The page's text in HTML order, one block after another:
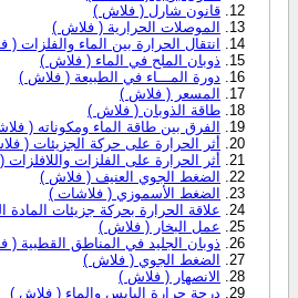
قانون شارل ( فلاش )
الموصلات الحرارية ( فلاش )
انتقال الحرارة بين الماء والفلزات (
ذوبان الملح في الماء ( فلاش )
دورة المـــاء في الطبيعة ( فلاش )
المسعر ( فلاش )
طاقة الذوبان ( فلاش )
الفرق بين طاقة الماء ومكوناته (
أثر الحرارة على حركة الجزيئات (
أثر الحرارة على الفلزات
الضغط الجوي العنيف ( فلاش )
الضغط الأسموزي ( فلاشات )
علاقة الحرارة بحركة جزيئات المادة
عمل البخار ( فلاش )
ذوبان الجليد في المناطق القطبية (
الضغط الجوي ( فلاش )
الانصهار ( فلاش )
درجة حرارة اليابس والماء ( فلاش )